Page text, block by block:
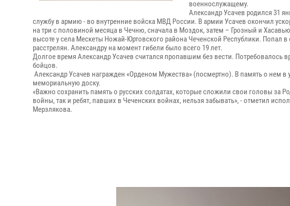
военнослужащему.
Александр Усачев родился 31
службу в армию - во внутренние войска МВД России. В армии Усачев окончил
на три с половиной месяца в Чечню, сначала в Моздок, затем – Грозный и
высоте у села Мескеты Ножай-Юртовского района Чеченской Республики. Попал
расстрелян. Александру на момент гибели было всего 19 лет.
Долгое время Александр Усачев считался пропавшим без вести. Потребовалось
бойцов.
Александр Усачев награжден «Орденом Мужества» (посмертно). В память о нем в
мемориальную доску.
«Важно сохранить память о русских солдатах, которые сложили свои головы за
войны, так и ребят, павших в Чеченских войнах, нельзя забывать», - отметил
Мерзлякова.